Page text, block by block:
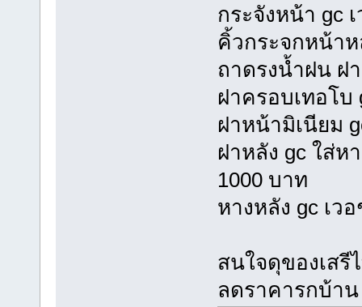
กระจังหน้า gc
คิ้วกระจกหน้า
ถาดรงน้ำฝน ฝ
ฝาครอบเทอโบ
ฝาหน้ามิเนียม
ฝาหลัง gc ใส่ห
1000 บาท
หางหลัง gc เว
สนใจดุของเสรี
ลดราคารกบ้า